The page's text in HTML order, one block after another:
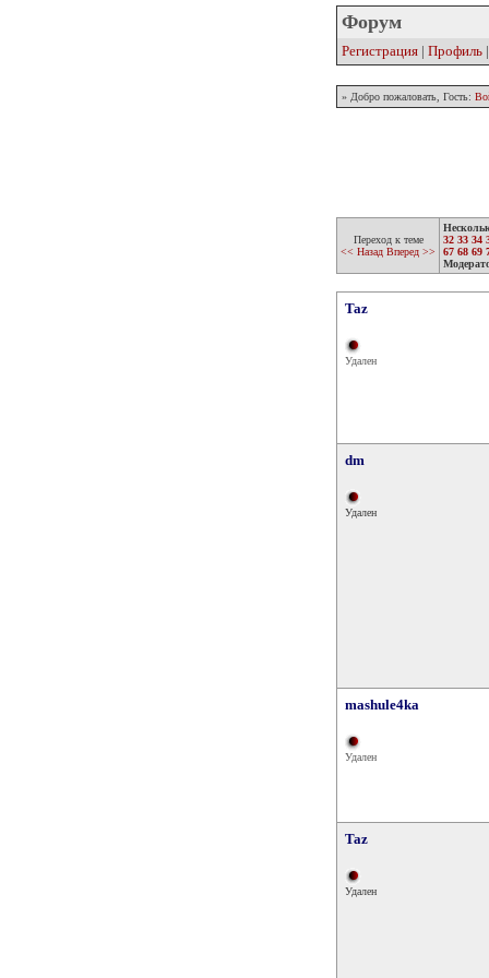
Форум
Регистрация | Профиль |
» Добро пожаловать, Гость:
Переход к теме
<< Назад Вперед >>
32 33 34
67 68 69
Taz
Удален
dm
Удален
mashule4ka
Удален
Taz
Удален